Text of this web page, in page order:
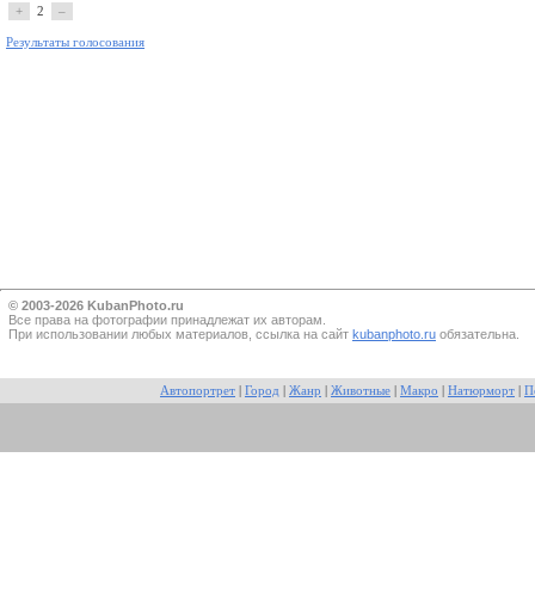
+ 2 –
Результаты голосования
© 2003-2026 KubanPhoto.ru
Все прaва на фотографии принадлежат их авторам.
При использовании любых материалов, ссылка на сайт kubanphoto.ru обязательна.
Автопортрет Город Жанр Животные Макро Натюрморт